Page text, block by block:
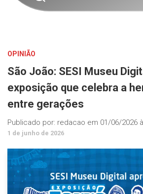
OPINIÃO
São João: SESI Museu
exposição que celebra a
entre gerações
Publicado por: redacao em 01/06/2026
1 de junho de 2026